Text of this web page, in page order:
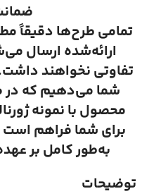
تمامی طرح‌ها دقیقاً
ارائه‌شده ارسال
تفاوتی نخواهند
شما می‌دهیم که در
محصول با نمونه
برای شما فراهم است
به‌طور کامل بر
توضیحات